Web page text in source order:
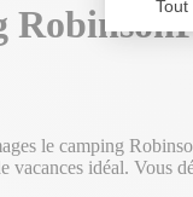
Robinson
le camping
idéal. Vous